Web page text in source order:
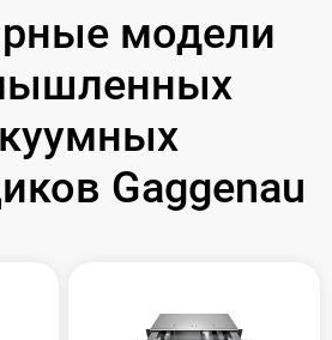
модели
Gaggenau